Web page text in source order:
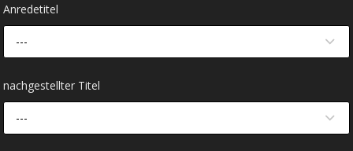
Anredetitel
---
nachgestellter Titel
---